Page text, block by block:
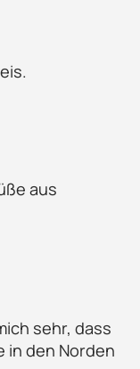
aus
sehr, dass
in den Norden